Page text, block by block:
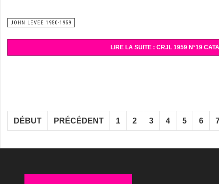
JOHN LEVEE 1950-1959
LIRE LA SUITE : CRJL 1959 N°19
DÉBUT PRÉCÉDENT 1 2 3 4 5 6